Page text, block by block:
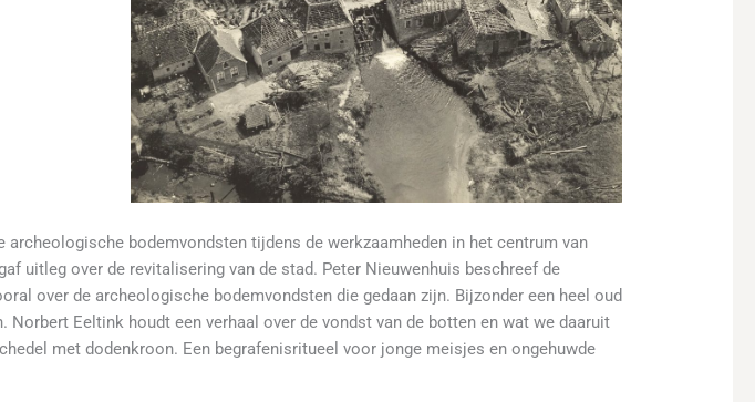
archeologische bodemvondsten tijdens de werkzaamheden in het centrum van
uitleg over de revitalisering van de stad. Peter Nieuwenhuis beschreef de
over de archeologische bodemvondsten die gedaan zijn. Bijzonder een heel oud
Norbert Eeltink houdt een verhaal over de vondst van de botten en wat we daaruit
met dodenkroon. Een begrafenisritueel voor jonge meisjes en ongehuwde